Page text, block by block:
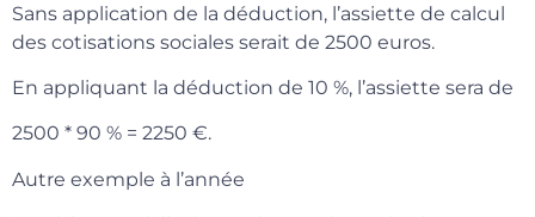
Sans application de la déduction, l’assiette de calcul
des cotisations sociales serait de 2500 euros.
En appliquant la déduction de 10 %, l’assiette sera de
2500 * 90 % = 2250 €.
Autre exemple à l’année